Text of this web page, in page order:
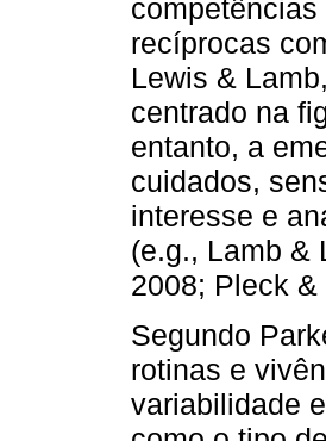
recíprocas
Lewis &
centrado na
entanto, a
cuidados,
interesse e
(e.g., Lamb &
2008; Pleck
Segundo
rotinas e
variabilidade